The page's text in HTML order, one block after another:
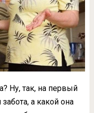
Ну, так, на первый
а какой она